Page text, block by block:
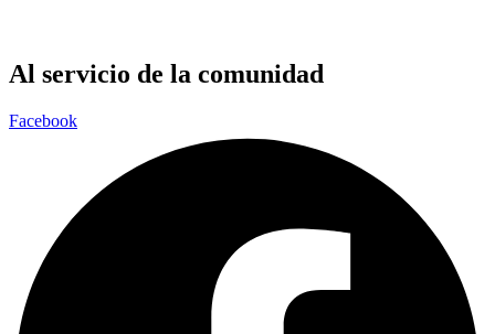
Al servicio de la comunidad
Facebook